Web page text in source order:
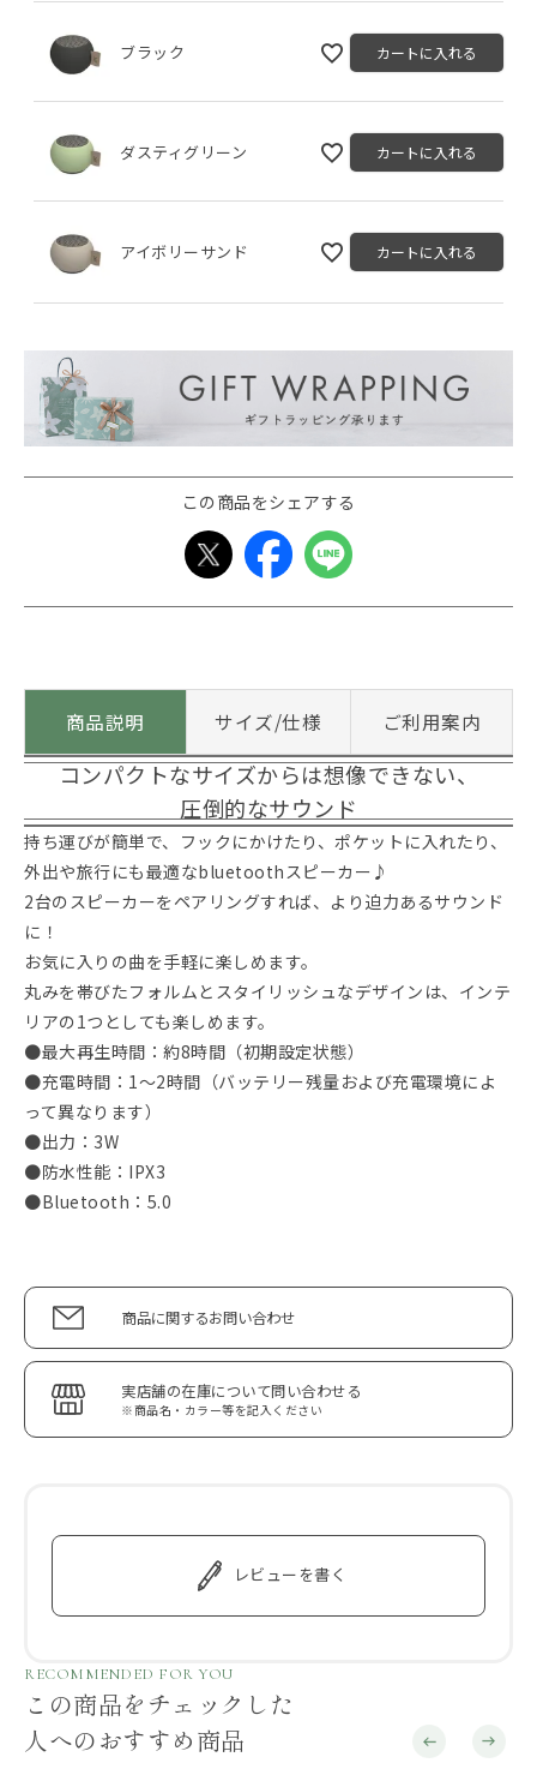
ブラック カートに入れる
ダスティグリーン カートに入れる
アイボリーサンド カートに入れる
この商品をシェアする
商品説明 サイズ/仕様 ご利用案内
コンパクトなサイズからは想像できない、
圧倒的なサウンド
持ち運びが簡単で、フックにかけたり、ポケットに入れたり、
外出や旅行にも最適なbluetoothスピーカー♪
2台のスピーカーをペアリングすれば、より迫力あるサウンド
に！
お気に入りの曲を手軽に楽しめます。
丸みを帯びたフォルムとスタイリッシュなデザインは、インテ
リアの1つとしても楽しめます。
●最大再生時間：約8時間（初期設定状態）
●充電時間：1～2時間（バッテリー残量および充電環境によ
って異なります）
●出力：3W
●防水性能：IPX3
●Bluetooth：5.0
商品に関するお問い合わせ
実店舗の在庫について問い合わせる
※商品名・カラー等を記入ください
レビューを書く
RECOMMENDED FOR YOU
この商品をチェックした
人へのおすすめ商品